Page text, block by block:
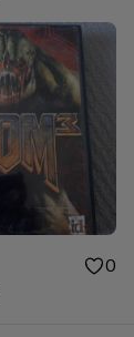
0